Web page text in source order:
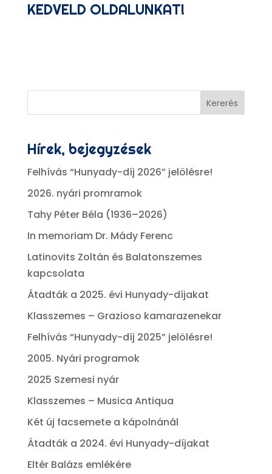
KEDVELD OLDALUNKAT!
Kererés
Hírek, bejegyzések
Felhívás “Hunyady-díj 2026” jelölésre!
2026. nyári promramok
Tahy Péter Béla (1936–2026)
In memoriam Dr. Mády Ferenc
Latinovits Zoltán és Balatonszemes
kapcsolata
Átadták a 2025. évi Hunyady-díjakat
Klasszemes – Grazioso kamarazenekar
Felhívás “Hunyady-díj 2025” jelölésre!
2005. Nyári programok
2025 Szemesi nyár
Klasszemes – Musica Antiqua
Két új facsemete a kápolnánál
Átadták a 2024. évi Hunyady-díjakat
Eltér Balázs emlékére